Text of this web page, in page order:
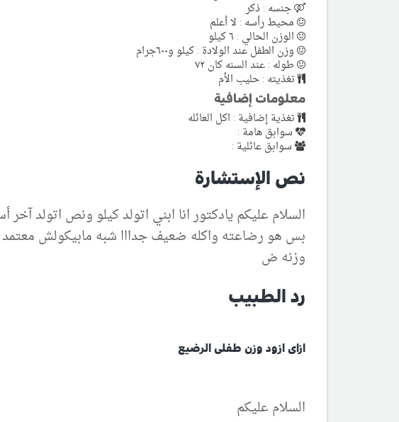
جنسه : ذكر
محيط رأسه : لا أعلم
الوزن الحالي : ٦ كيلو
وزن الطفل عند الولادة : كيلو و٦٠٠جرام
طوله : عند السنه كان ٧٢
تغذيته : حليب الأم
معلومات إضافية
تغذية إضافية : اكل العائله
سوابق هامة :
سوابق عائلية :
نص الإستشارة
السلام عليكم يادكتور انا ابني اتولد كيلو ونص اتولد
بس هو رضاعته واكله ضعيف جدااا شبه مابيكولش
وزنه ض
رد الطبيب
ازاى ازود وزن طفلى الرضيع
السلام عليكم